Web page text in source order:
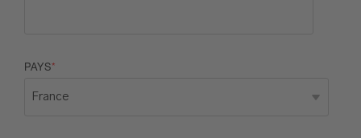
PAYS*